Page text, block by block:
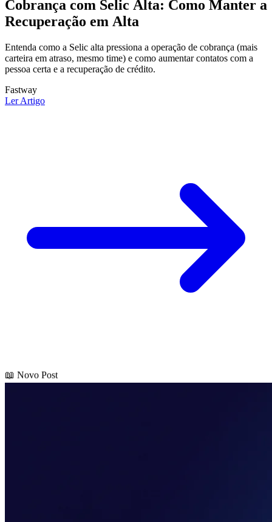
Cobrança com Selic Alta: Como Manter a
Recuperação em Alta
Entenda como a Selic alta pressiona a operação de cobrança (mais
carteira em atraso, mesmo time) e como aumentar contatos com a
pessoa certa e a recuperação de crédito.
Fastway
Ler Artigo
📖 Novo Post